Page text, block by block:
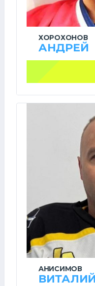
ХОРОХОНОВ
АНДРЕЙ
АНИСИМОВ
ВИТАЛИЙ